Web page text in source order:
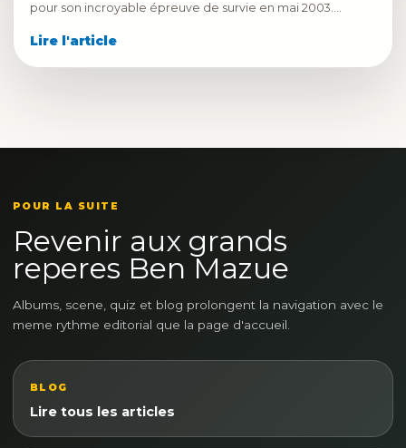
pour son incroyable épreuve de survie en mai 2003.…
Lire l'article
POUR LA SUITE
Revenir aux grands
reperes Ben Mazue
Albums, scene, quiz et blog prolongent la navigation avec le
meme rythme editorial que la page d'accueil.
BLOG
Lire tous les articles